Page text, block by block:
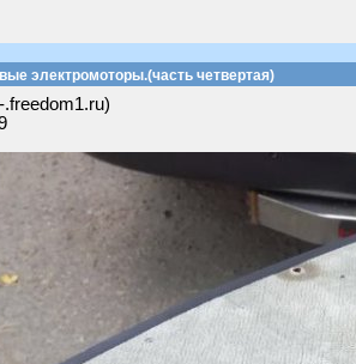
электромоторы.(часть четвертая)
.freedom1.ru)